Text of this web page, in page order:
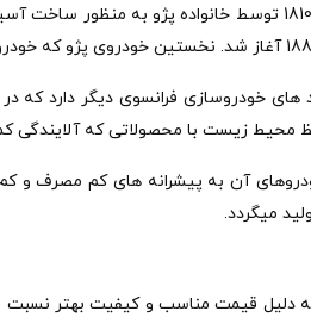
پژو، بزرگترین برند فرانسوی که ابتدا در سال
از برند های خودروسازی فرانسوی دیگر
محیط زیست با محصولاتی که آلایندگی
آن به پیشرانه های کم مصرف و کم حجم
دلیل قیمت مناسب و کیفیت بهتر نسبت